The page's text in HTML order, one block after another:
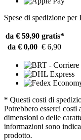
Spese di spedizione per
da € 59,90 gratis*
da € 0,00 € 6,90
* Questi costi di
Potrebbero esserci costi
dimensioni o delle
informazioni sono
prodotto.